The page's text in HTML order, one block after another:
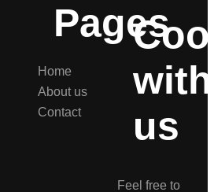
Pages
Home
About us
Contact
with
us
Feel free to